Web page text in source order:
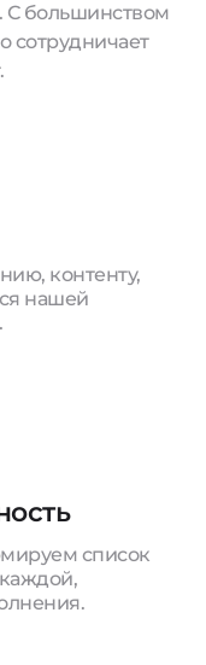
С большинством
сотрудничает
контенту,
нашей
список